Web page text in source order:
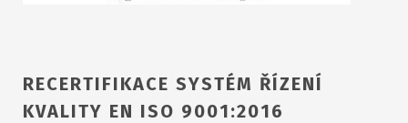
RECERTIFIKACE SYSTÉM ŘÍZENÍ
KVALITY EN ISO 9001:2016